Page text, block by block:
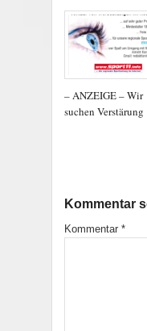
– ANZEIGE – Wir
suchen Verstärung
Kommentar
Kommentar *